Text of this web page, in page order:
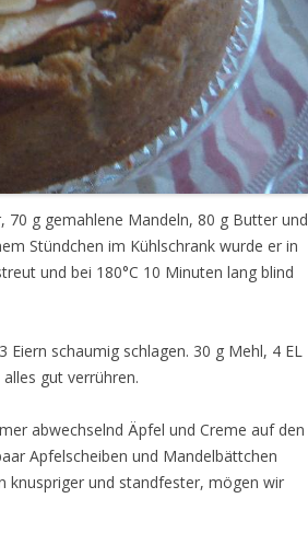
70 g gemahlene Mandeln, 80 g Butter und
Stündchen im Kühlschrank wurde er in
und bei 180°C 10 Minuten lang blind
schaumig schlagen. 30 g Mehl, 4 EL
gut verrühren.
abwechselnd Äpfel und Creme auf den
Apfelscheiben und Mandelbättchen
knuspriger und standfester, mögen wir